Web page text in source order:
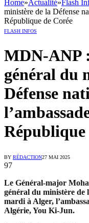
Home»Actualité»Flash
ministère de la Défense
République de Corée
FLASH INFOS
MDN-ANP
général du
Défense
République
BY RÉDACTION27 MAI 2025
97
Le Général-major
général du ministère de
mardi à Alger,
Algérie, You Ki-Jun.